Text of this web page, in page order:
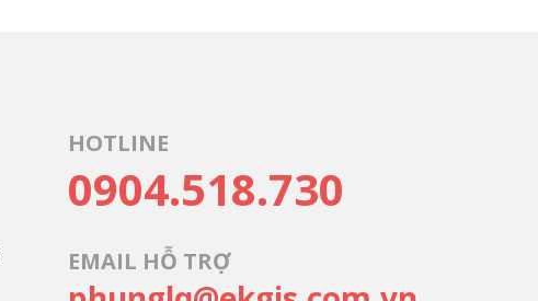
HOTLINE
0904.518.730
EMAIL HỖ TRỢ